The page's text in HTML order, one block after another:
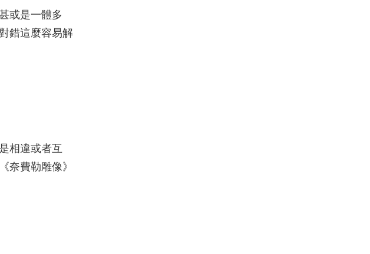
或是一體多
錯這麼容易解
相違或者互
奈費勒雕像》